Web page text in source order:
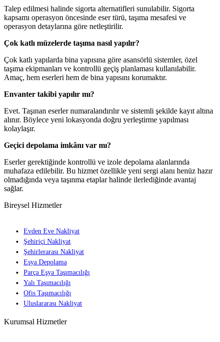
Talep edilmesi halinde sigorta alternatifleri sunulabilir. Sigorta
kapsamı operasyon öncesinde eser türü, taşıma mesafesi ve
operasyon detaylarına göre netleştirilir.
Çok katlı müzelerde taşıma nasıl yapılır?
Çok katlı yapılarda bina yapısına göre asansörlü sistemler, özel
taşıma ekipmanları ve kontrollü geçiş planlaması kullanılabilir.
Amaç, hem eserleri hem de bina yapısını korumaktır.
Envanter takibi yapılır mı?
Evet. Taşınan eserler numaralandırılır ve sistemli şekilde kayıt altına
alınır. Böylece yeni lokasyonda doğru yerleştirme yapılması
kolaylaşır.
Geçici depolama imkânı var mı?
Eserler gerektiğinde kontrollü ve izole depolama alanlarında
muhafaza edilebilir. Bu hizmet özellikle yeni sergi alanı henüz hazır
olmadığında veya taşınma etaplar halinde ilerlediğinde avantaj
sağlar.
Bireysel Hizmetler
Evden Eve Nakliyat
Şehiriçi Nakliyat
Şehirlerarası Nakliyat
Eşya Depolama
Parça Eşya Taşımacılığı
Yalı Taşımacılığı
Ofis Taşımacılığı
Uluslararası Nakliyat
Kurumsal Hizmetler